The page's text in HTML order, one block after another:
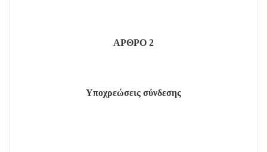
ΑΡΘΡΟ 2
Υποχρεώσεις σύνδεσης